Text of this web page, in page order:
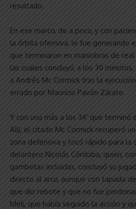
resultado.
En ese marco, de a poco, y con
la órbita ofensiva, le fue generando
que terminaron en maniobras de
las cuales concluyó, a los 30
a Andrés Mc Cormick tras la
errado por Mauricio Pavón Zárate.
Y con una más a los 34′ que
Allí, el citado Mc Cormick recuperó
zona defensiva y tocó rápido para la
delantero Nicolás Córdoba, quien,
gambetas incluidas, concluyó su
directo al arco, aunque con tapada
que dio rebote y que no fue
Meli, que había seguido la acción y